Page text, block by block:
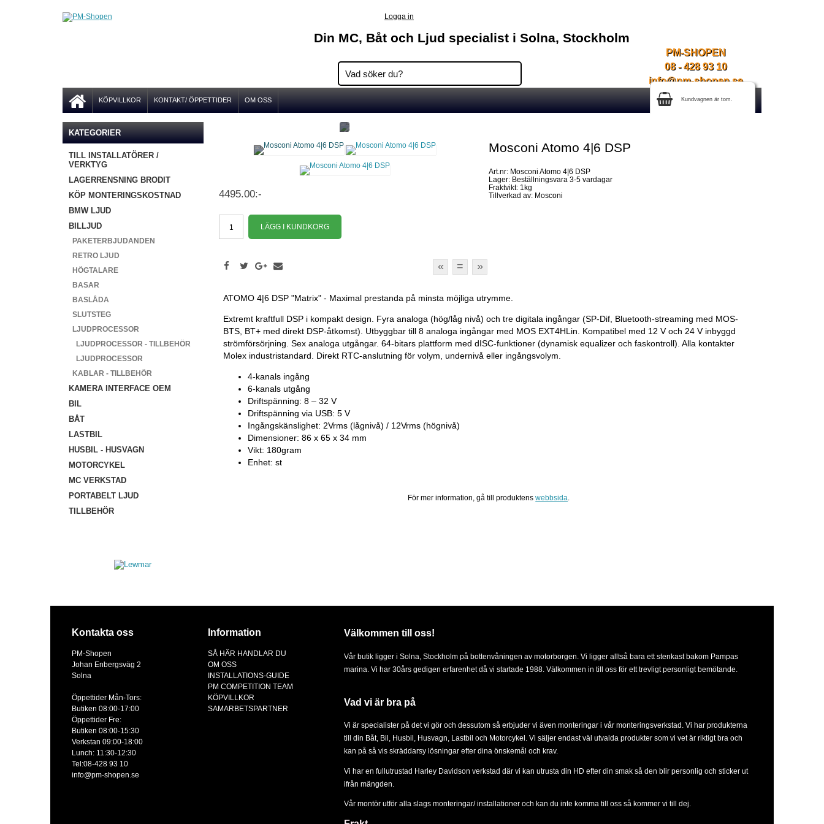
Logga in
Din MC, Båt och Ljud specialist i Solna, Stockholm
PM-SHOPEN
08 - 428 93 10
info@pm-shopen.se
KÖPVILLKOR KONTAKT/ ÖPPETTIDER OM OSS Kundvagnen är tom.
KATEGORIER
TILL INSTALLATÖRER /
VERKTYG
LAGERRENSNING BRODIT
KÖP MONTERINGSKOSTNAD
BMW LJUD
BILLJUD
PAKETERBJUDANDEN
RETRO LJUD
HÖGTALARE
BASAR
BASLÅDA
SLUTSTEG
LJUDPROCESSOR
LJUDPROCESSOR - TILLBEHÖR
LJUDPROCESSOR
KABLAR - TILLBEHÖR
KAMERA INTERFACE OEM
BIL
BÅT
LASTBIL
HUSBIL - HUSVAGN
MOTORCYKEL
MC VERKSTAD
PORTABELT LJUD
TILLBEHÖR
Mosconi Atomo 4|6 DSP
Art.nr: Mosconi Atomo 4|6 DSP
Lager: Beställningsvara 3-5 vardagar
Fraktvikt: 1kg
Tillverkad av: Mosconi
4495.00:-
« = »
ATOMO 4|6 DSP "Matrix" - Maximal prestanda på minsta möjliga utrymme.
Extremt kraftfull DSP i kompakt design. Fyra analoga (hög/låg nivå) och tre digitala ingångar (SP-Dif, Bluetooth-streaming med MOS-
BTS, BT+ med direkt DSP-åtkomst). Utbyggbar till 8 analoga ingångar med MOS EXT4HLin. Kompatibel med 12 V och 24 V inbyggd
strömförsörjning. Sex analoga utgångar. 64-bitars plattform med dISC-funktioner (dynamisk equalizer och faskontroll). Alla kontakter
Molex industristandard. Direkt RTC-anslutning för volym, undernivå eller ingångsvolym.
4-kanals ingång
6-kanals utgång
Driftspänning: 8 – 32 V
Driftspänning via USB: 5 V
Ingångskänslighet: 2Vrms (lågnivå) / 12Vrms (högnivå)
Dimensioner: 86 x 65 x 34 mm
Vikt: 180gram
Enhet: st
För mer information, gå till produktenswebbsida
Kontakta oss
PM-Shopen
Johan Enbergsväg 2
Solna
Öppettider Mån-Tors:
Butiken 08:00-17:00
Öppettider Fre:
Butiken 08:00-15:30
Verkstan 09:00-18:00
Lunch: 11:30-12:30
Tel:08-428 93 10
info@pm-shopen.se
Information
SÅ HÄR HANDLAR DU
OM OSS
INSTALLATIONS-GUIDE
PM COMPETITION TEAM
KÖPVILLKOR
SAMARBETSPARTNER
Välkommen till oss!
Vår butik ligger i Solna, Stockholm på bottenvåningen av motorborgen. Vi ligger alltså bara ett stenkast bakom Pampas
marina. Vi har 30års gedigen erfarenhet då vi startade 1988. Välkommen in till oss för ett trevligt personligt bemötande.
Vad vi är bra på
Vi är specialister på det vi gör och dessutom så erbjuder vi även monteringar i vår monteringsverkstad. Vi har produkterna
till din Båt, Bil Husbil, Husvagn Lastbil och Motorcykel
. Vi säljer endast väl utvalda produkter som vi vet är riktigt bra och
kan på så vis skräddarsy lösningar efter dina önskemål och krav.
Vi har en fullutrustad Harley Davidson verkstad där vi kan utrusta din HD efter din smak så den blir personlig och sticker ut
ifrån mängden.
Vår montör utför alla slags monteringar/ installationeroch kan du inte komma till oss så kommer vi till dej.